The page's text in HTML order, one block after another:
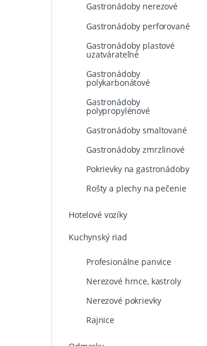
Gastronádoby nerezové
Gastronádoby perforované
Gastronádoby plastové
uzatvárateľné
Gastronádoby
polykarbonátové
Gastronádoby
polypropylénové
Gastronádoby smaltované
Gastronádoby zmrzlinové
Pokrievky na gastronádoby
Rošty a plechy na pečenie
Hotelové vozíky
Kuchynský riad
Profesionálne panvice
Nerezové hrnce, kastroly
Nerezové pokrievky
Rajnice